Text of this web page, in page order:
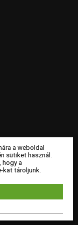
a weboldal
sütiket használ.
hogy a
kat tároljunk.